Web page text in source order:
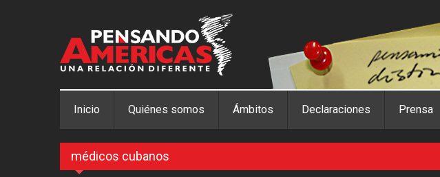
Inicio Quiénes somos Ámbitos Declaraciones Prensa
médicos cubanos